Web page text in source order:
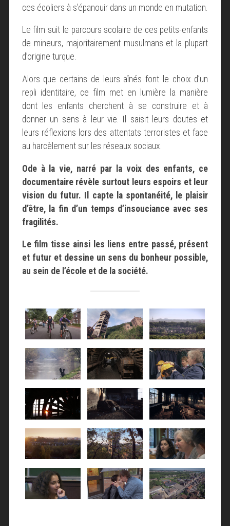
ces écoliers à s’épanouir dans un monde en mutation.
Le film suit le parcours scolaire de ces petits-enfants
de mineurs, majoritairement musulmans et la plupart
d’origine turque.
Alors que certains de leurs aînés font le choix d’un
repli identitaire, ce film met en lumière la manière
dont les enfants cherchent à se construire et à
donner un sens à leur vie. Il saisit leurs doutes et
leurs réflexions lors des attentats terroristes et face
au harcèlement sur les réseaux sociaux.
Ode à la vie, narré par la voix des enfants, ce
documentaire révèle surtout leurs espoirs et leur
vision du futur. Il capte la spontanéité, le plaisir
d’être, la fin d’un temps d’insouciance avec ses
fragilités.
Le film tisse ainsi les liens entre passé, présent
et futur et dessine un sens du bonheur possible,
au sein de l’école et de la société.